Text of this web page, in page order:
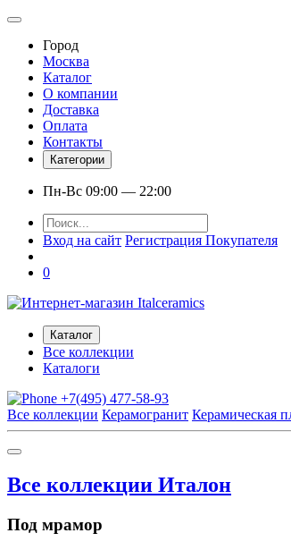
Город
Москва
Каталог
О компании
Доставка
Оплата
Контакты
Категории
Пн-Вс 09:00 — 22:00
Вход на сайт Регистрация Покупателя
0
Каталог
Все коллекции
Каталоги
+7(495) 477-58-93
Все коллекции Керамогранит Керамическая
Все коллекции Италон
Под мрамор